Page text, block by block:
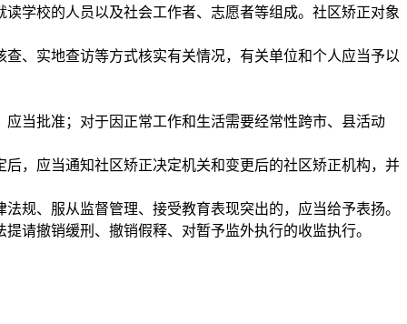
校的人员以及社会工作者、志愿者等组成。社区矫正对象
实地查访等方式核实有关情况，有关单位和个人应当予以
批准；对于因正常工作和生活需要经常性跨市、县活动
，应当通知社区矫正决定机关和变更后的社区矫正机构，并
、服从监督管理、接受教育表现突出的，应当给予表扬。
请撤销缓刑、撤销假释、对暂予监外执行的收监执行。